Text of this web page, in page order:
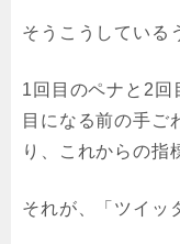
そうこうしている
1回目のペナと2回
目になる前の手ご
り、これからの指
それが、「ツイッ